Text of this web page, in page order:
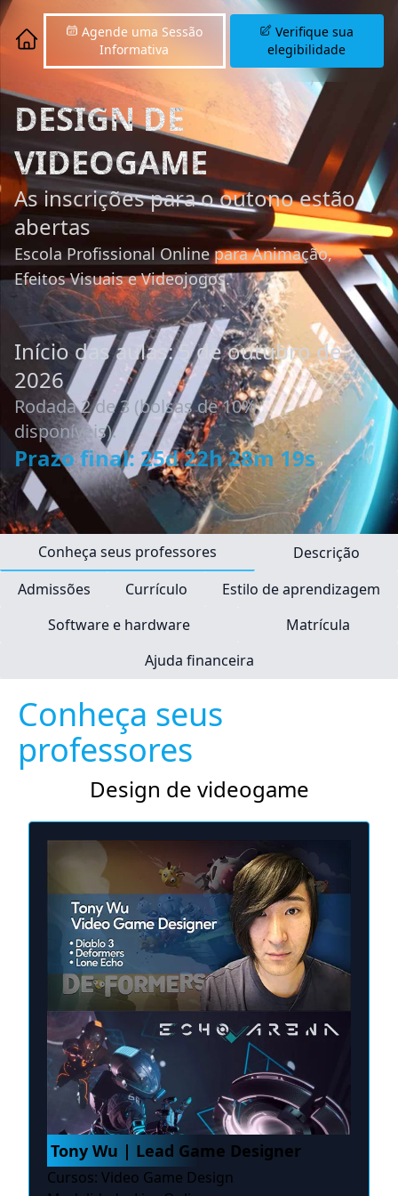
Agende uma Sessão
Informativa
Verifique sua
elegibilidade
DESIGN DE
VIDEOGAME
As inscrições para o outono estão
abertas
Escola Profissional Online para Animação,
Efeitos Visuais e Videojogos.
Início das aulas: 5 de outubro de
2026
Rodada 2 de 3 (bolsas de 10%
disponíveis).
Prazo final: 25d 22h 28m 18s
Conheça seus professores
Descrição
Admissões
Currículo
Estilo de aprendizagem
Software e hardware
Matrícula
Ajuda financeira
Conheça seus
professores
Design de videogame
Tony Wu | Lead Game Designer
Cursos: Video Game Design